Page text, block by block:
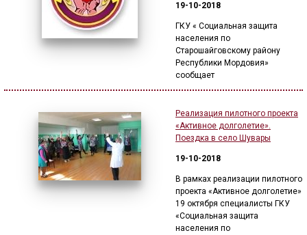
19-10-2018
ГКУ « Социальная защита
населения по
Старошайговскому району
Республики Мордовия»
сообщает
Реализация пилотного проекта
«Активное долголетие».
Поездка в село Шувары
19-10-2018
В рамках реализации пилотного
проекта «Активное долголетие»
19 октября специалисты ГКУ
«Социальная защита
населения по